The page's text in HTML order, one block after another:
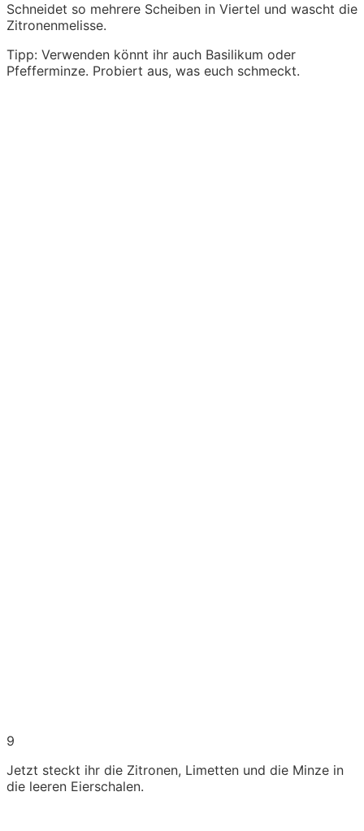
Schneidet so mehrere Scheiben in Viertel und wascht die
Zitronenmelisse.
Tipp: Verwenden könnt ihr auch Basilikum oder
Pfefferminze. Probiert aus, was euch schmeckt.
9
Jetzt steckt ihr die Zitronen, Limetten und die Minze in
die leeren Eierschalen.